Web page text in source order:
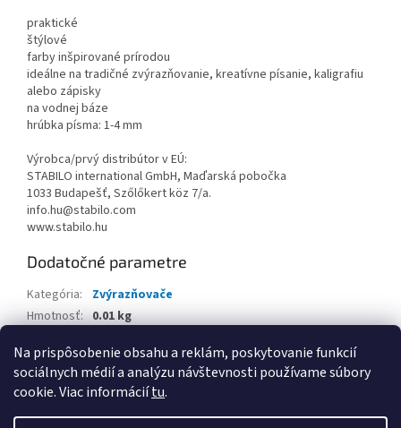
Na prispôsobenie obsahu a reklám, poskytovanie funkcií
sociálnych médií a analýzu návštevnosti používame súbory
cookie. Viac informáciítu.
praktické
štýlové
farby inšpirované prírodou
ideálne na tradičné zvýrazňovanie, kreatívne písanie, kaligrafiu
alebo zápisky
na vodnej báze
hrúbka písma: 1-4 mm
Výrobca/prvý distribútor v EÚ:
STABILO international GmbH, Maďarská pobočka
1033 Budapešť, Szőlőkert köz 7/a.
info.hu@stabilo.com
www.stabilo.hu
Dodatočné parametre
Kategória:
Zvýrazňovače
Hmotnosť: 0.01 kg